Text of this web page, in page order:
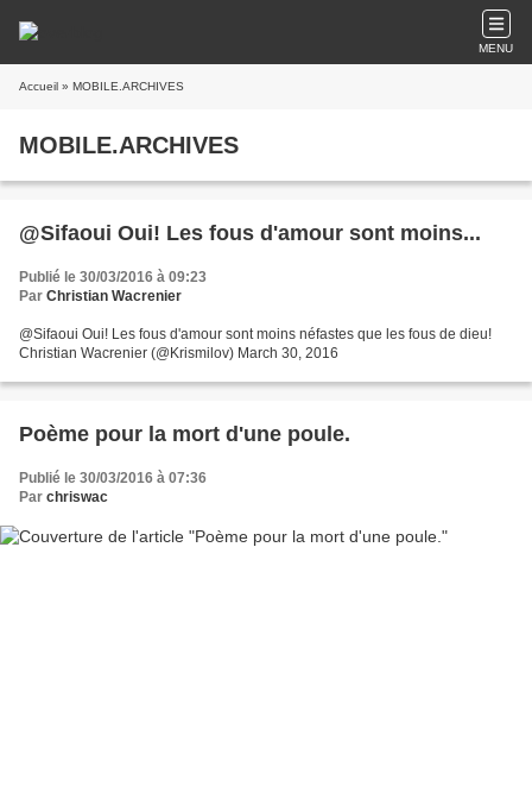
MENU
Accueil » MOBILE.ARCHIVES
MOBILE.ARCHIVES
@Sifaoui Oui! Les fous d'amour sont moins...
Publié le 30/03/2016 à 09:23
Par Christian Wacrenier
@Sifaoui Oui! Les fous d'amour sont moins néfastes que les fous de dieu!
Christian Wacrenier (@Krismilov) March 30, 2016
Poème pour la mort d'une poule.
Publié le 30/03/2016 à 07:36
Par chriswac